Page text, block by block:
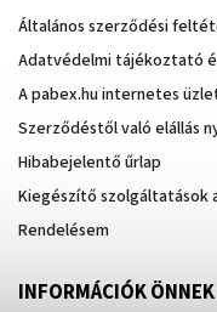
Általános szerződési
Adatvédelmi tájékoztató
A pabex.hu internetes
Szerződéstől való elállás
Hibabejelentő űrlap
Kiegészítő szolgáltatások
Rendelésem
INFORMÁCIÓK ÖNNEK